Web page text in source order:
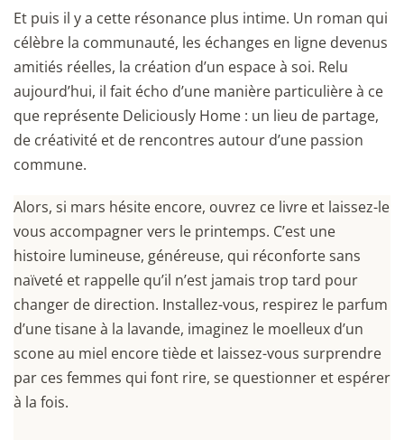
Et puis il y a cette résonance plus intime. Un roman qui
célèbre la communauté, les échanges en ligne devenus
amitiés réelles, la création d’un espace à soi. Relu
aujourd’hui, il fait écho d’une manière particulière à ce
que représente Deliciously Home : un lieu de partage,
de créativité et de rencontres autour d’une passion
commune.
Alors, si mars hésite encore, ouvrez ce livre et laissez-le
vous accompagner vers le printemps. C’est une
histoire lumineuse, généreuse, qui réconforte sans
naïveté et rappelle qu’il n’est jamais trop tard pour
changer de direction. Installez-vous, respirez le parfum
d’une tisane à la lavande, imaginez le moelleux d’un
scone au miel encore tiède et laissez-vous surprendre
par ces femmes qui font rire, se questionner et espérer
à la fois.